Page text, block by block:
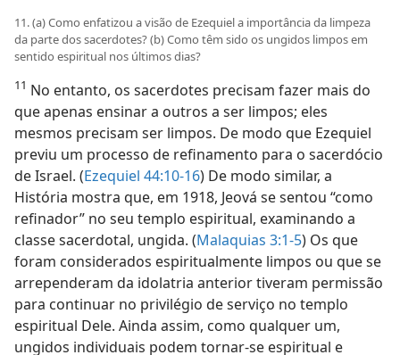
11. (a) Como enfatizou a visão de Ezequiel a importância da limpeza
da parte dos sacerdotes? (b) Como têm sido os ungidos limpos em
sentido espiritual nos últimos dias?
11 No entanto, os sacerdotes precisam fazer mais do
que apenas ensinar a outros a ser limpos; eles
mesmos precisam ser limpos. De modo que Ezequiel
previu um processo de refinamento para o sacerdócio
de Israel. (Ezequiel 44:10-16) De modo similar, a
História mostra que, em 1918, Jeová se sentou “como
refinador” no seu templo espiritual, examinando a
classe sacerdotal, ungida. (Malaquias 3:1-5) Os que
foram considerados espiritualmente limpos ou que se
arrependeram da idolatria anterior tiveram permissão
para continuar no privilégio de serviço no templo
espiritual Dele. Ainda assim, como qualquer um,
ungidos individuais podem tornar-se espiritual e